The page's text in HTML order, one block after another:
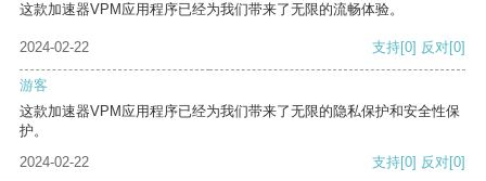
这款加速器VPM应用程序已经为我们带来了无限的流畅体验。
2024-02-22 支持[0] 反对[0]
游客
这款加速器VPM应用程序已经为我们带来了无限的隐私保护和安全性保
护。
2024-02-22
支持[0] 反对[0]